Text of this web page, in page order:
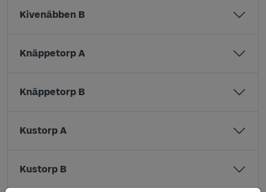
Kivenäbben B
Knäppetorp A
Knäppetorp B
Kustorp A
Kustorp B